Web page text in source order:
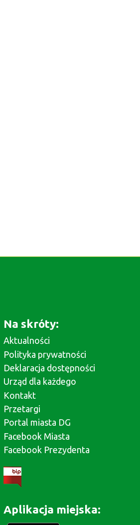
Na skróty:
Aktualności
Polityka prywatności
Deklaracja dostępności
Urząd dla każdego
Kontakt
Przetargi
Portal miasta DG
Facebook Miasta
Facebook Prezydenta
Aplikacja miejska: